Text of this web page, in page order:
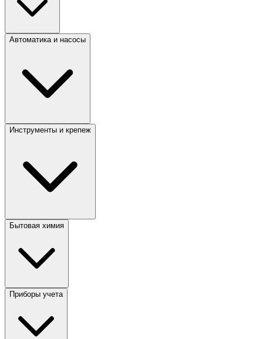
Автоматика и насосы
Инструменты и крепеж
Бытовая химия
Приборы учета